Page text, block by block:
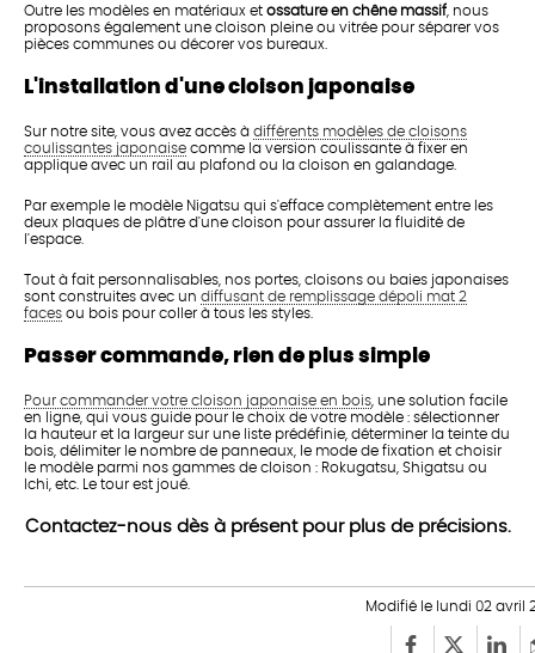
Outre les modèles en matériaux et ossature en chêne massif , nous
proposons également une cloison pleine ou vitrée pour séparer vos
pièces communes ou décorer vos bureaux.
L'installation d'une cloison japonaise
Sur notre site, vous avez accès à différents modèles de cloisons
coulissantes japonaise comme la version coulissante à fixer en
applique avec un rail au plafond ou la cloison en galandage.
Par exemple le modèle Nigatsu qui s'efface complètement entre les
deux plaques de plâtre d'une cloison pour assurer la fluidité de
l'espace.
Tout à fait personnalisables, nos portes, cloisons ou baies japonaises
sont construites avec un diffusant de remplissage dépoli mat 2
faces ou bois pour coller à tous les styles.
Passer commande, rien de plus simple
Pour commander votre cloison japonaise en bois , une solution facile
en ligne, qui vous guide pour le choix de votre modèle : sélectionner
la hauteur et la largeur sur une liste prédéfinie, déterminer la teinte du
bois, délimiter le nombre de panneaux, le mode de fixation et choisir
le modèle parmi nos gammes de cloison : Rokugatsu, Shigatsu ou
Ichi, etc. Le tour est joué.
Contactez-nous dès à présent pour plus de précisions.
Modifié le lundi 02 avril